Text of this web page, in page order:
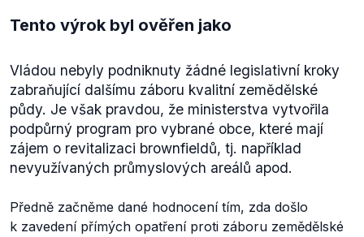
Tento výrok byl ověřen jako
Vládou nebyly podniknuty žádné legislativní kroky
zabraňující dalšímu záboru kvalitní zemědělské
půdy. Je však pravdou, že ministerstva vytvořila
podpůrný program pro vybrané obce, které mají
zájem o revitalizaci brownfieldů, tj. například
nevyužívaných průmyslových areálů apod.
Předně začněme dané hodnocení tím, zda došlo
k zavedení přímých opatření proti záboru zemědělské